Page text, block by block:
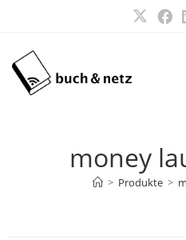
money
> Produkte >